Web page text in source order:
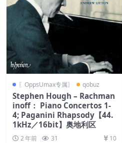
〖OppsUmax专属〗 qobuz
Stephen Hough – Rachman
inoff： Piano Concertos 1-
4; Paganini Rhapsody【44.
1kHz／16bit】奥地利区
2 年前 31 10